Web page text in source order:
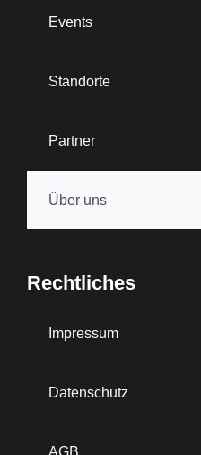
Events
Standorte
Partner
Über uns
Rechtliches
Impressum
Datenschutz
AGB